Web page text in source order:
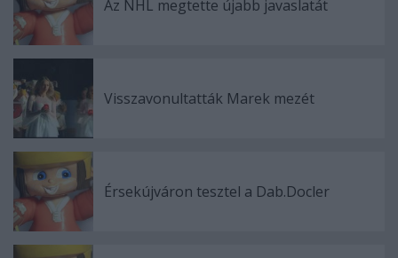
Az NHL megtette újabb javaslatát
Visszavonultatták Marek mezét
Érsekújváron tesztel a Dab.Docler